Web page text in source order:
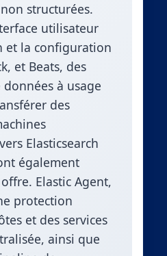
structurées.
utilisateur
et la configuration
et Beats, des
à usage
des
Elasticsearch
également
Elastic Agent,
protection
et des services
ainsi que